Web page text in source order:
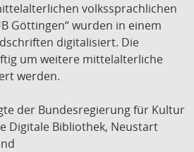
volkssprachlichen
Göttingen“ wurden in einem
digitalisiert. Die
um weitere mittelalterliche
werden.
der Bundesregierung für Kultur
Digitale Bibliothek, Neustart